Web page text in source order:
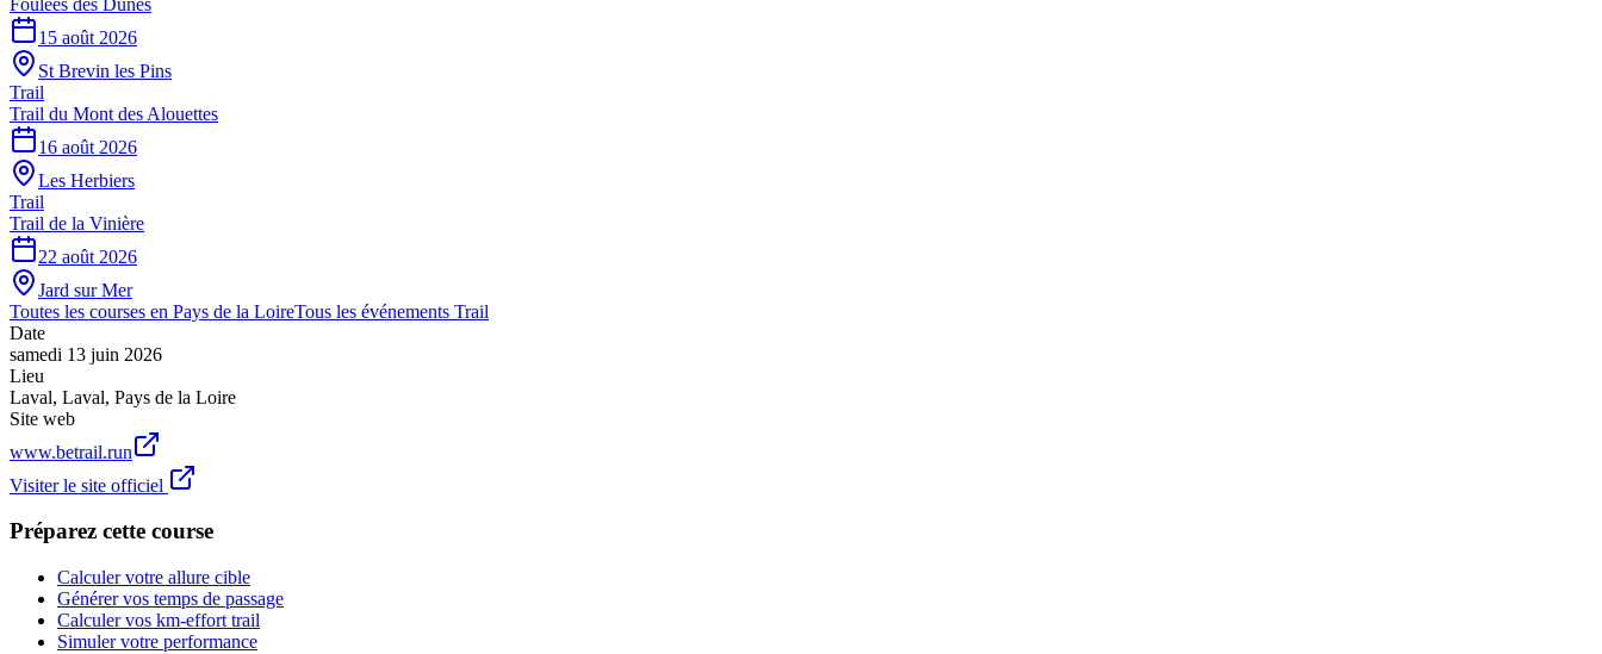
15 août 2026
St Brevin les Pins
Trail
Trail du Mont des Alouettes
16 août 2026
Les Herbiers
Trail
Trail de la Vinière
22 août 2026
Jard sur Mer
Toutes les courses en Pays de la LoireTous les événements Trail
Date
samedi 13 juin 2026
Lieu
Laval, Laval, Pays de la Loire
Site web
www.betrail.run
Visiter le site officiel
Préparez cette course
Calculer votre allure cible
Générer vos temps de passage
Calculer vos km-effort trail
Simuler votre performance